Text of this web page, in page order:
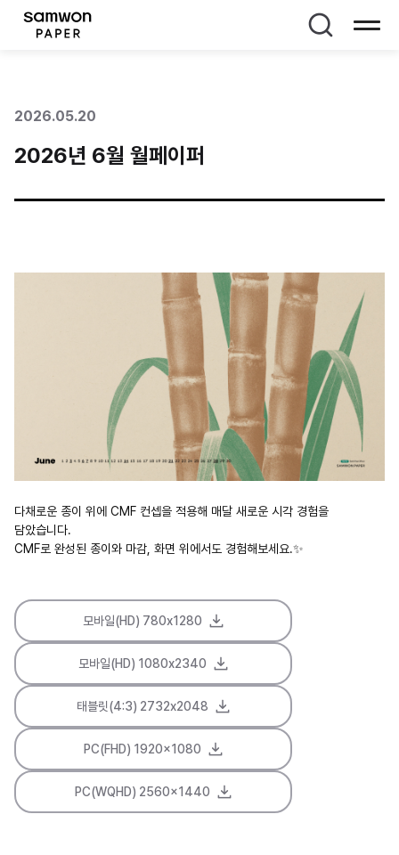
2026.05.20
2026년 6월 월페이퍼
다채로운 종이 위에 CMF 컨셉을 적용해 매달 새로운 시각 경험을
담았습니다.
CMF로 완성된 종이와 마감, 화면 위에서도 경험해보세요.✨
모바일(HD) 780x1280
모바일(HD) 1080x2340
태블릿(4:3) 2732x2048
PC(FHD) 1920x1080
PC(WQHD) 2560x1440